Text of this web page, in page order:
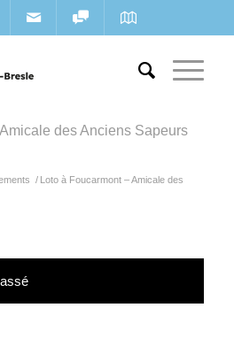
des Anciens Sapeurs
/ Loto à Foucarmont – Amicale des